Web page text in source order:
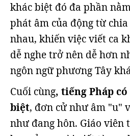
khác biệt đó đa phần
phát âm của động từ
nhau, khiến việc viết ca
dễ nghe trở nên dễ hơn
ngôn ngữ phương Tây
Cuối cùng, tiếng Pháp
biệt, đơn cử như âm "u"
như đang hôn. Giáo viên